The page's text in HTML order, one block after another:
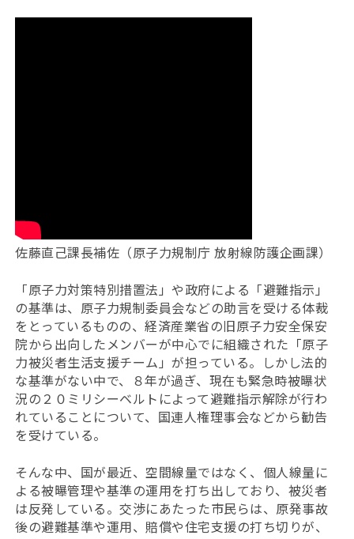
佐藤直己課長補佐（原子力規制庁 放射線防護企画課）
「原子力対策特別措置法」や政府による「避難指示」
の基準は、原子力規制委員会などの助言を受ける体裁
をとっているものの、経済産業省の旧原子力安全保安
院から出向したメンバーが中心でに組織された「原子
力被災者生活支援チーム」が担っている。しかし法的
な基準がない中で、８年が過ぎ、現在も緊急時被曝状
況の２０ミリシーベルトによって避難指示解除が行わ
れていることについて、国連人権理事会などから勧告
を受けている。
そんな中、国が最近、空間線量ではなく、個人線量に
よる被曝管理や基準の運用を打ち出しており、被災者
は反発している。交渉にあたった市民らは、原発事故
後の避難基準や運用、賠償や住宅支援の打ち切りが、